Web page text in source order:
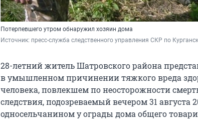
Потерпевшего утром обнаружил хозяин дома
Источник: пресс-служба следственного управления СКР по
28-летний житель Шатровского района
в умышленном причинении тяжкого вреда
человека, повлекшем по неосторожности
следствия, подозреваемый вечером 31 августа
односельчанином у ограды дома общего